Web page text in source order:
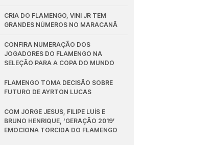
CRIA DO FLAMENGO, VINI JR TEM
GRANDES NÚMEROS NO MARACANÃ
CONFIRA NUMERAÇÃO DOS
JOGADORES DO FLAMENGO NA
SELEÇÃO PARA A COPA DO MUNDO
FLAMENGO TOMA DECISÃO SOBRE
FUTURO DE AYRTON LUCAS
COM JORGE JESUS, FILIPE LUÍS E
BRUNO HENRIQUE, ‘GERAÇÃO 2019’
EMOCIONA TORCIDA DO FLAMENGO